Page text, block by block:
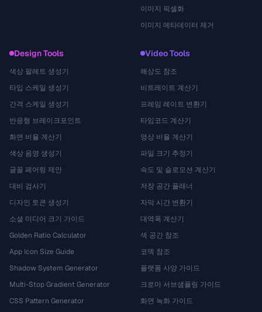
이미지 픽셀화
이미지 메타데이터 제거
Design Tools
색상 팔레트 생성기
타입 스케일 생성기
간격 스케일 생성기
반응형 브레이크포인트
화면 비율 계산기
색상 음영 생성기
글꼴 페어링 제안
대비 검사기
디자인 토큰 생성기
소셜 미디어 크기 가이드
Golden Ratio Calculator
App Icon Size Guide
Shadow System Generator
Multi-Stop Gradient Generator
CSS Pattern Generator
Video Tools
해상도 참조
비트레이트 계산기
프레임 레이트 변환기
타임코드 계산기
영상 비율 계산기
파일 크기 추정기
속도 및 슬로모션 계산기
저장 공간 플래너
자막 시간 변환기
대역폭 계산기
색 공간 참조
코덱 참조
플랫폼 사양 가이드
크로마 서브샘플링 가이드
화면 녹화 가이드